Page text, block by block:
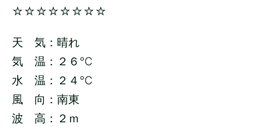
☆☆☆☆☆☆☆☆
天 気：晴れ
気 温：２６ ℃
水 温：２４ ℃
風 向：南東
波 高：２ ｍ